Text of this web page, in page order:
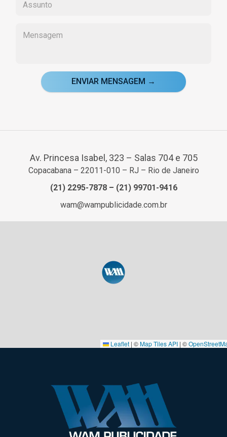
ENVIAR MENSAGEM →
Av. Princesa Isabel, 323 – Salas 704 e 705
Copacabana – 22011-010 – RJ – Rio de Janeiro
(21) 2295-7878– (21) 99701-9416
wam@wampublicidade.com.br
Leaflet | ©Map Tiles API | ©